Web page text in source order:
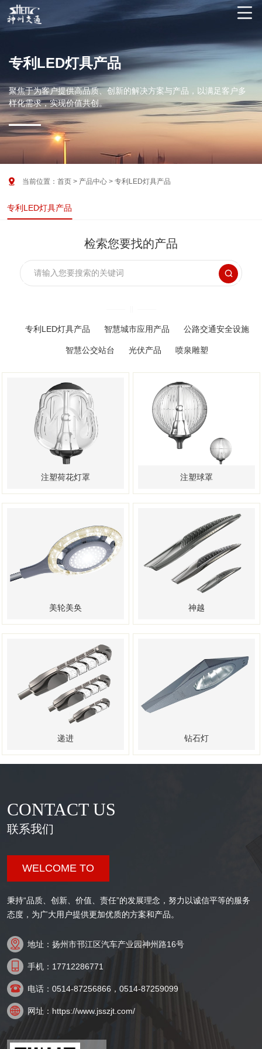

专利LED灯具产品
聚焦于为客户提供高品质、创新的解决方案与产品，以满足客户多
样化需求，实现价值共创。
专利LED灯具产品
 当前位置： 首页 > 产品中心 > 专利LED灯具产品
检索您要找的产品

专利LED灯具产品 智慧城市应用产品 公路交通安全设施
智慧公交站台 光伏产品 喷泉雕塑
注塑荷花灯罩 注塑球罩
美轮美奂 神越
递进 钻石灯
CONTACT US
联系我们
WELCOME TO
秉持“品质、创新、价值、责任”的发展理念，努力以诚信平等的服务
态度，为广大用户提供更加优质的方案和产品。
 地址：扬州市邗江区汽车产业园神州路16号
 手机：17712286771
 电话：0514-87256866，0514-87259099
 网址：https://www.jsszjt.com/